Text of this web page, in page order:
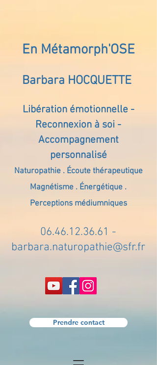
En Métamorph'OSE
Barbara HOCQUETTE
Libération émotionnelle -
Reconnexion à soi -
Accompagnement
personnalisé
Naturopathie . Écoute thérapeutique
Magnétisme . Énergétique .
Perceptions médiumniques
06.46.12.36.61 -
barbara.naturopathie@sfr.fr
Prendre contact